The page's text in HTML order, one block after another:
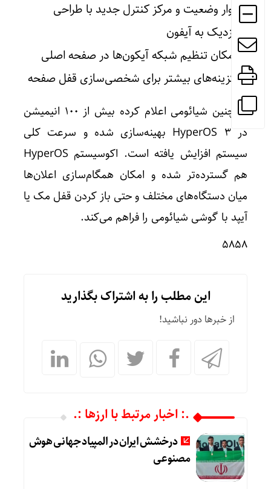
نوار وضعیت و مرکز کنترل جدید با طراحی
نزدیک به آیفون
امکان تنظیم شبکه آیکون‌ها در صفحه اصلی
گزینه‌های بیشتر برای شخصی‌سازی قفل صفحه
همچنین شیائومی اعلام کرده بیش از ۱۰۰ انیمیشن
در HyperOS 3 بهینه‌سازی شده و سرعت کلی
سیستم افزایش یافته است. اکوسیستم HyperOS
هم گسترده‌تر شده و امکان همگام‌سازی اعلان‌ها
میان دستگاه‌های مختلف و حتی باز کردن قفل مک یا
آیپد با گوشی شیائومی را فراهم می‌کند.
5858
این مطلب را به اشتراک بگذارید
از خبرها دور نباشید!
.: اخبار مرتبط با ارزها :.
درخشش ایران در المپیاد جهانی هوش
مصنوعی